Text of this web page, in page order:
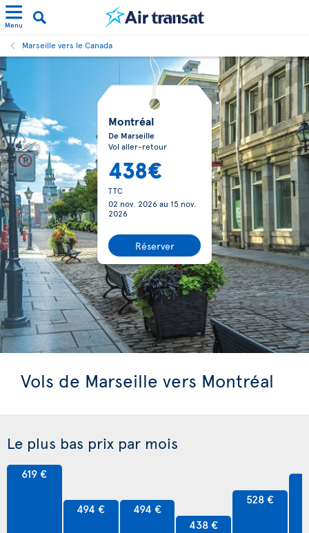
Menu
Marseille vers le Canada
Montréal
De Marseille
Vol aller-retour
438€
TTC
02 nov. 2026au 15 nov.
2026
Réserver
Vols de Marseille vers Montréal
Le plus bas prix par mois
619 €
494 € 494 €
438 €
528 €